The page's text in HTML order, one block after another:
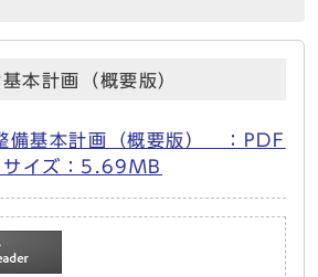
本計画（概要版）
備基本計画（概要版） ：PDF
イズ：5.69MB